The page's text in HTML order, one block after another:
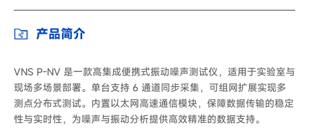
产品简介
VNS P-NV 是一款高集成便携式振动噪声测试仪，适用于实验室与
现场多场景部署。单台支持 6 通道同步采集，可组网扩展实现多
测点分布式测试。内置以太网高速通信模块，保障数据传输的稳定
性与实时性，为噪声与振动分析提供高效精准的数据支持。